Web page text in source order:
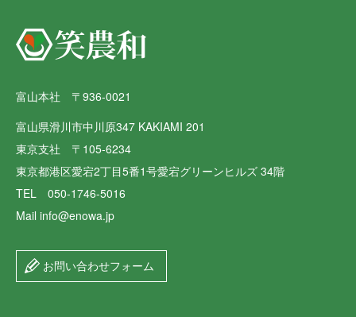
富山本社 〒936-0021
富山県滑川市中川原347 KAKIAMI 201
東京支社 〒105-6234
東京都港区愛宕2丁目5番1号愛宕グリーンヒルズ 34階
TEL 050-1746-5016
Mail info@enowa.jp
お問い合わせフォーム